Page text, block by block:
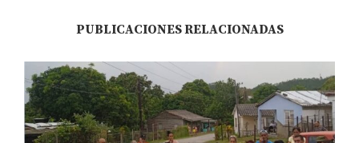
PUBLICACIONES RELACIONADAS